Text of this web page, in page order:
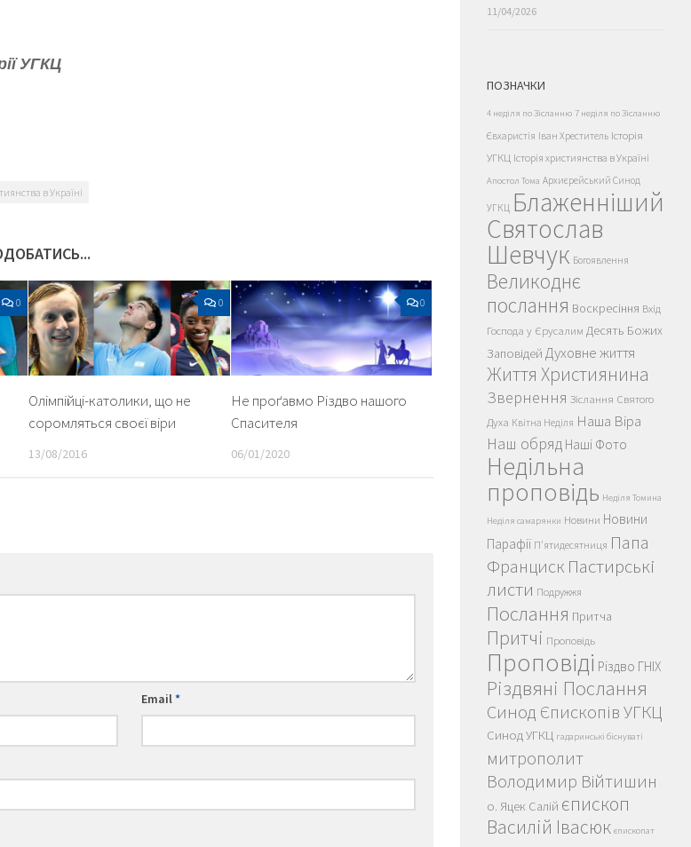
УГКЦ
в Україні
0 0
Олімпійці-католики, що не
соромляться своєї віри
13/08/2016
0
Не проґавмо Різдво нашого
Спасителя
06/01/2020
Email*
11/04/2026
ПОЗНАЧКИ
4 неділя по Зісланню 7 неділя по Зісланню
Євхаристія Іван Хреститель Історія
УГКЦ Історія християнства в Україні
Апостол Тома Архиєрейський Синод
УГКЦ Блаженніший
Святослав
Шевчук Богоявлення
Великоднє
послання Воскресіння Вхід
Господа у Єрусалим Десять Божих
Заповідей Духовне життя
Життя Християнина
Звернення Зіслання Святого
Духа Квітна Неділя Наша Віра
Наш обряд Наші Фото
Недільна
проповідь Неділя Томина
Неділя самарянки Новини Новини
Парафії П'ятидесятниця Папа
Франциск Пастирські
листи Подружжя
Послання Притча
Притчі Проповідь
Проповіді Різдво ГНІХ
Різдвяні Послання
Синод Єпископів УГКЦ
Синод УГКЦ гадаринські біснуваті
митрополит
Володимир Війтишин
о. Яцек Салій єпископ
Василій Івасюк єпископат